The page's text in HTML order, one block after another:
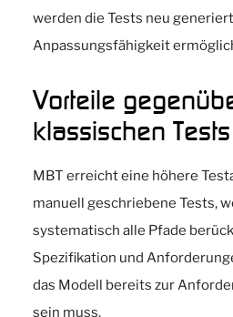
werden die Tests neu
Anpassungsfähigkeit
Vorteile
klassischen Tests
MBT erreicht eine höhere
manuell geschriebene Tests,
systematisch alle Pfade
Spezifikation und
das Modell bereits zur
sein muss.